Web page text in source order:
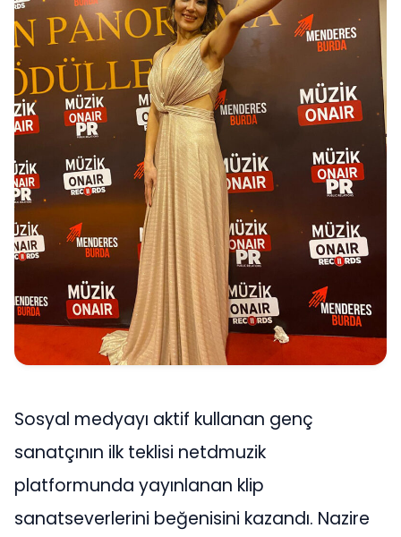
Sosyal medyayı aktif kullanan genç
sanatçının ilk teklisi netdmuzik
platformunda yayınlanan klip
sanatseverlerini beğenisini kazandı. Nazire